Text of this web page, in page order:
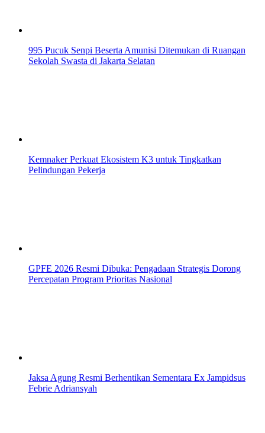
995 Pucuk Senpi Beserta Amunisi Ditemukan di Ruangan
Sekolah Swasta di Jakarta Selatan
Kemnaker Perkuat Ekosistem K3 untuk Tingkatkan
Pelindungan Pekerja
GPFE 2026 Resmi Dibuka: Pengadaan Strategis Dorong
Percepatan Program Prioritas Nasional
Jaksa Agung Resmi Berhentikan Sementara Ex Jampidsus
Febrie Adriansyah